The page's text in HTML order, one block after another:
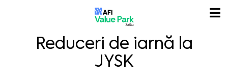
Reduceri de iarnă la
JYSK